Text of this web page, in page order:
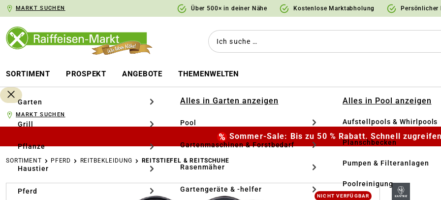
Zur Hauptnavigation springen
MARKT SUCHEN Über 500× in deiner Nähe Kostenlose Marktabholung Persönlicher
SORTIMENT PROSPEKT ANGEBOTE THEMENWELTEN
Garten
Grill
Pflanze
Haustier
Pferd
Alles in Garten anzeigen
Pool
Gartenmaschinen & Forstbedarf
Rasenmäher
Gartengeräte & -helfer
Alles in Pool anzeigen
Aufstellpools & Whirlpools
Planschbecken
Pumpen & Filteranlagen
Poolreinigung
MARKT SUCHEN
Sommer-Sale: Bis zu 50 % Rabatt. Schnell
SORTIMENT PFERD REITBEKLEIDUNG REITSTIEFEL & REITSCHUHE
Bildergalerie überspringen
NICHT VERFÜGBAR